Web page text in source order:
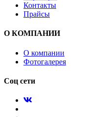
Контакты
Прайсы
О КОМПАНИИ
О компании
Фотогалерея
Соц сети